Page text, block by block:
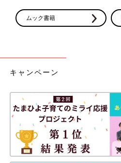
ムック書籍
キャンペーン